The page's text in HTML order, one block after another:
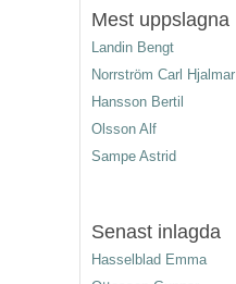
Mest uppslagna
Landin Bengt
Norrström Carl Hjalmar
Hansson Bertil
Olsson Alf
Sampe Astrid
Senast inlagda
Hasselblad Emma